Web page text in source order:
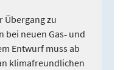
Übergang zu
bei neuen Gas‑ und
Entwurf muss ab
klimafreundlichen